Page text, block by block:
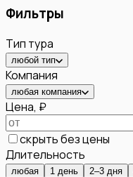
Фильтры
Тип тура
любой тип
Компания
любая компания
Цена, ₽
скрыть без цены
Длительность
любая 1 день 2–3 дня